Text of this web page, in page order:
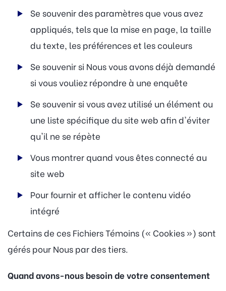
Se souvenir des paramètres que vous avez
appliqués, tels que la mise en page, la taille
du texte, les préférences et les couleurs
Se souvenir si Nous vous avons déjà demandé
si vous vouliez répondre à une enquête
Se souvenir si vous avez utilisé un élément ou
une liste spécifique du site web afin d'éviter
qu'il ne se répète
Vous montrer quand vous êtes connecté au
site web
Pour fournir et afficher le contenu vidéo
intégré
Certains de ces Fichiers Témoins (« Cookies ») sont
gérés pour Nous par des tiers.
Quand avons-nous besoin de votre consentement